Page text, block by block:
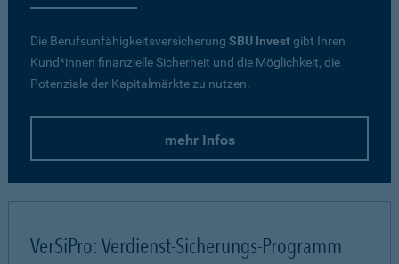
Die Berufsunfähigkeitsversicherung SBU Investgibt Ihren
Kund*innen finanzielle Sicherheit und die Möglichkeit, die
Potenziale der Kapitalmärkte zu nutzen.
mehr Infos
VerSiPro: Verdienst-Sicherungs-Programm